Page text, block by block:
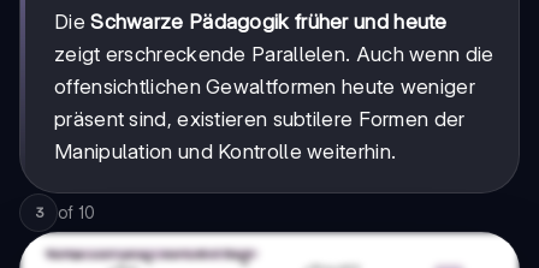
DieSchwarze Pädagogik früher und heute
zeigt erschreckende Parallelen. Auch wenn die
offensichtlichen Gewaltformen heute weniger
präsent sind, existieren subtilere Formen der
Manipulation und Kontrolle weiterhin.
3 of 10